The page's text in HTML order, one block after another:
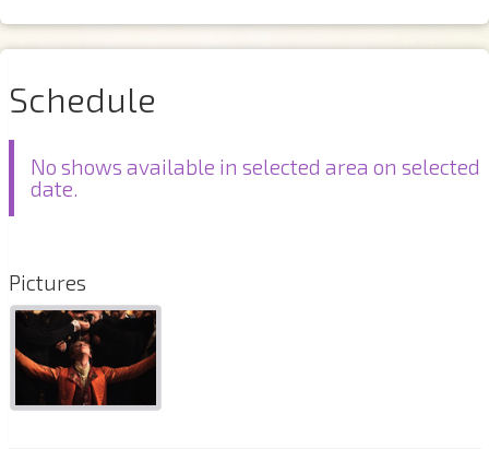
Schedule
No shows available in selected area on selected
date.
Pictures